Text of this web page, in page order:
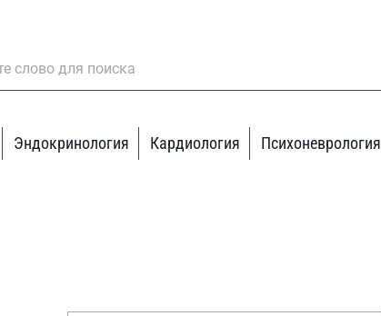
Эндокринология Кардиология Психоневрология